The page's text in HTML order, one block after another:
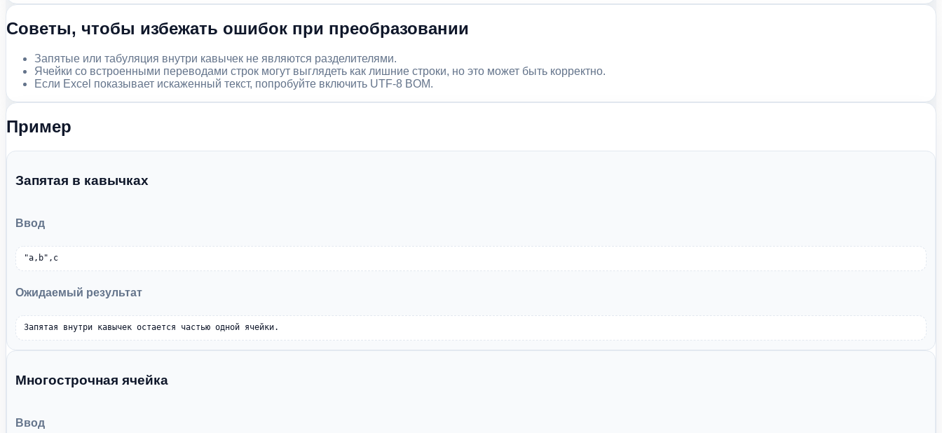
Советы, чтобы избежать ошибок при преобразовании
Запятые или табуляция внутри кавычек не являются разделителями.
Ячейки со встроенными переводами строк могут выглядеть как лишние строки, но это может быть корректно.
Если Excel показывает искаженный текст, попробуйте включить UTF-8 BOM.
Пример
Запятая в кавычках
Ввод
"a,b",c
Ожидаемый результат
Запятая внутри кавычек остается частью одной ячейки.
Многострочная ячейка
Ввод